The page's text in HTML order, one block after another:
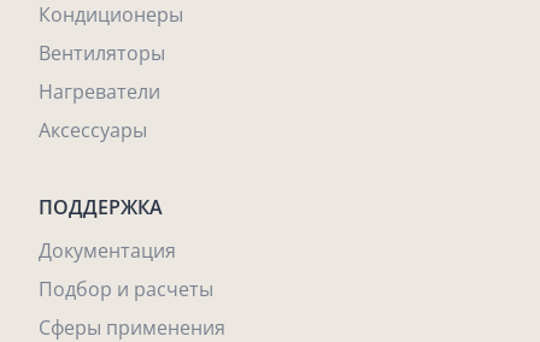
Кондиционеры
Вентиляторы
Нагреватели
Аксессуары
ПОДДЕРЖКА
Документация
Подбор и расчеты
Сферы применения